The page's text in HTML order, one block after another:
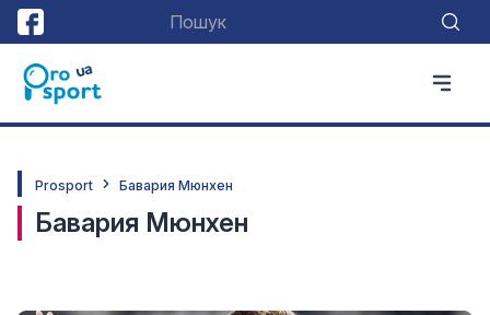
Prosport Бавария Мюнхен
Бавария Мюнхен